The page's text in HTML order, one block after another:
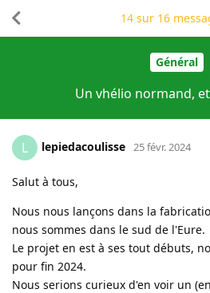
Général
Un vhélio normand,
14 sur 16
L lepiedacoulisse 25 févr. 2024
Salut à tous,
Nous nous lançons dans la
nous sommes dans le sud de l'Eure.
Le projet en est à ses tout débuts,
pour fin 2024.
Nous serions curieux d'en voir un